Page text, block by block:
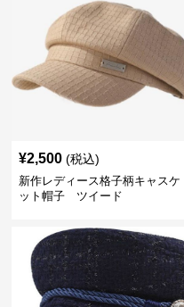
¥2,500 (税込)
新作レディース格子柄キャスケ
ット帽子 ツイード